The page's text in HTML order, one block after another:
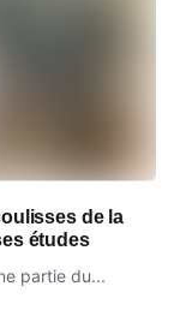
de la
études
partie du...